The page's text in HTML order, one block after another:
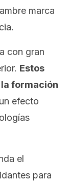
marca
con gran
Estos
formación
efecto
el
para